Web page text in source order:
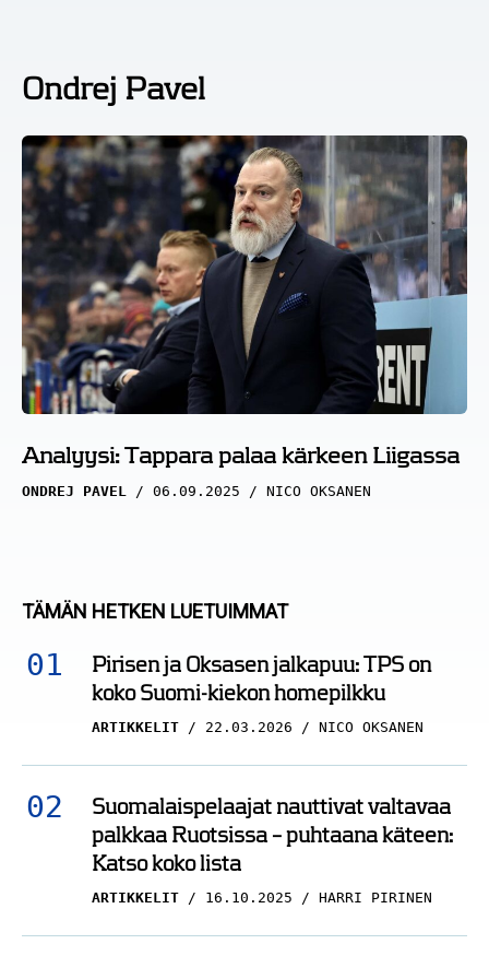
Ondrej Pavel
Analyysi: Tappara palaa kärkeen Liigassa
ONDREJ PAVEL 06.09.2025 NICO OKSANEN
TÄMÄN HETKEN LUETUIMMAT
Pirisen ja Oksasen jalkapuu: TPS on
koko Suomi-kiekon homepilkku
ARTIKKELIT 22.03.2026 NICO OKSANEN
Suomalaispelaajat nauttivat valtavaa
palkkaa Ruotsissa – puhtaana käteen:
Katso koko lista
ARTIKKELIT 16.10.2025 HARRI PIRINEN